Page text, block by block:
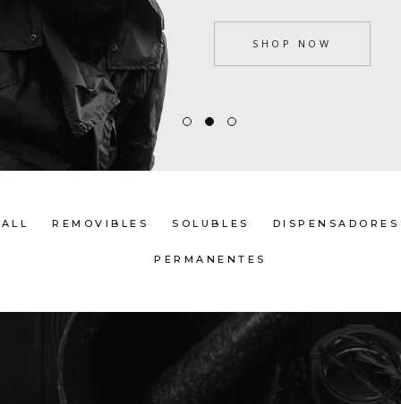
SHOP NOW
ALL REMOVIBLES SOLUBLES DISPENSADORES
PERMANENTES